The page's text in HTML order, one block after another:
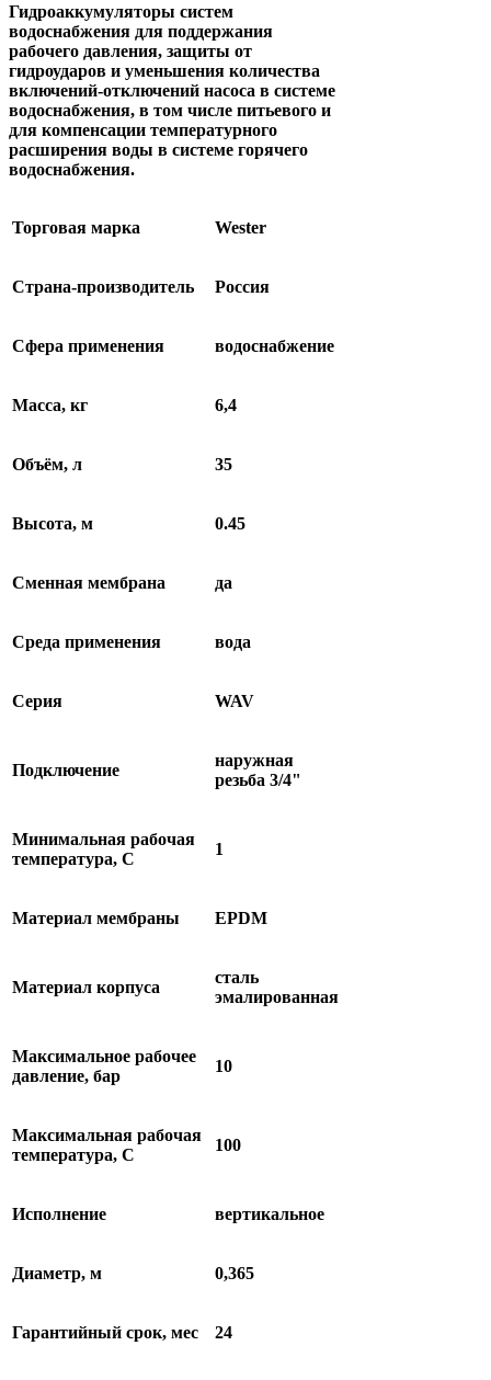
Гидроаккумуляторы систем
водоснабжения для поддержания
рабочего давления, защиты от
гидроударов и уменьшения количества
включений-отключений насоса в системе
водоснабжения, в том числе питьевого и
для компенсации температурного
расширения воды в системе горячего
водоснабжения.
Торговая марка Wester
Страна-производитель Россия
Сфера применения водоснабжение
Масса, кг 6,4
Объём, л 35
Высота, м 0.45
Сменная мембрана да
Среда применения вода
Серия WAV
Подключение
наружная
резьба 3/4"
Минимальная рабочая
температура, С
1
Материал мембраны EPDM
Материал корпуса
сталь
эмалированная
Максимальное рабочее
давление, бар
10
Максимальная рабочая
температура, С
100
Исполнение вертикальное
Диаметр, м 0,365
Гарантийный срок, мес 24